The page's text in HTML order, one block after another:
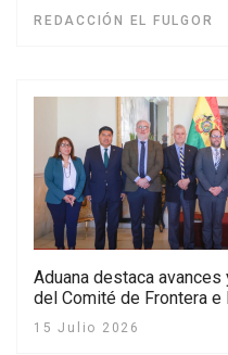
REDACCIÓN EL FULGOR
Aduana destaca
del Comité de Frontera
15 Julio 2026